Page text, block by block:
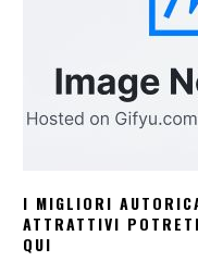
I MIGLIORI
ATTRATTIVI
QUI